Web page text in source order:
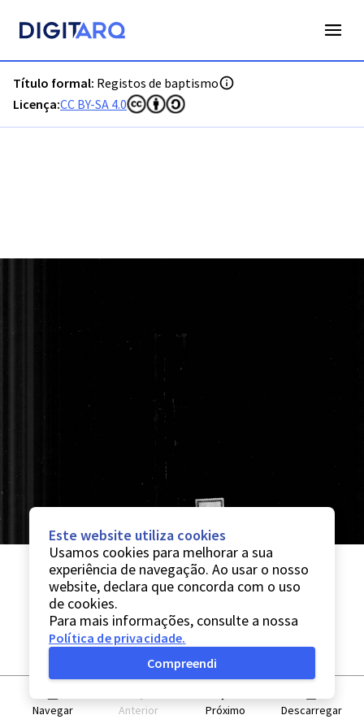
Título formal: Registos de baptismo
Licença:CC BY-SA 4.0
Navegar Anterior Próximo Descarregar
Este website utiliza cookies
Usamos cookies para melhorar a sua
experiência de navegação. Ao usar o nosso
website, declara que concorda com o uso
de cookies.
Para mais informações, consulte a nossa
Política de privacidade.
Compreendi